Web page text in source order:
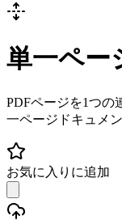
単一ペー
PDFページを1つの
一ページドキュメン
お気に入りに追加